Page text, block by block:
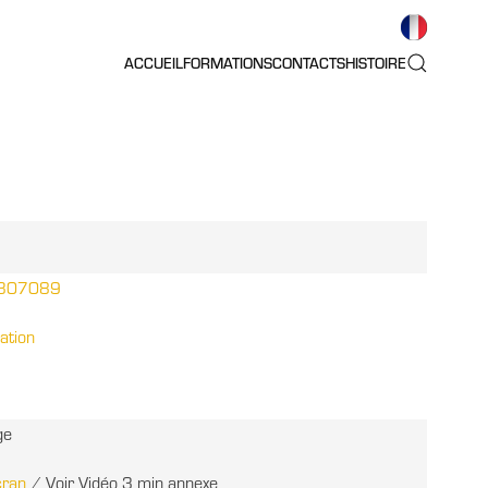
ACCUEILFORMATIONSCONTACTSHISTOIRE
/ Voir Vidéo 3 min annexe